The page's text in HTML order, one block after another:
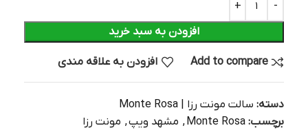
افزودن به سبد خرید
Add to compare افزودن به علاقه مندی
دسته: سالت مونت رزا | Monte Rosa
برچسب: Monte Rosa
, مشهد ویپ, مونت رزا